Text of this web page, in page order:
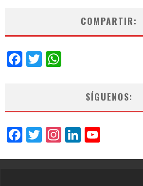
COMPARTIR:
Facebook
Twitter
SÍGUENOS:
Facebook
Twitter
Instagram
LinkedIn